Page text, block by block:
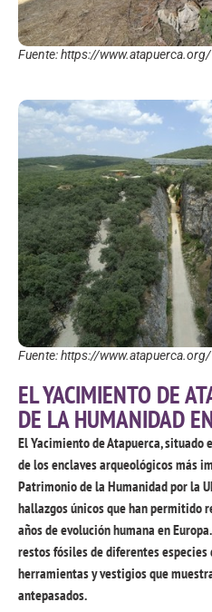
Fuente: https://www.atapuerca.org/
Fuente: https://www.atapuerca.org/
EL YACIMIENTO DE
DE LA HUMANIDAD
El Yacimiento de Atapuerca, situado
de los enclaves arqueológicos más
Patrimonio de la Humanidad por la
hallazgos únicos que han permitido
años de evolución humana en
restos fósiles de diferentes especies
herramientas y vestigios que
antepasados.